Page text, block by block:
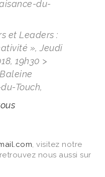
du-
et Leaders :
»,Jeudi
19h30 >
Touch,
, visitez notre
nous aussi sur